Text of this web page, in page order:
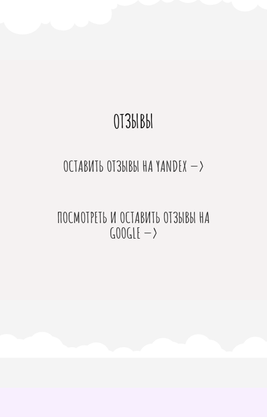
ОТЗЫВЫ
ОСТАВИТЬ ОТЗЫВЫ НА YANDEX —>
ПОСМОТРЕТЬ И ОСТАВИТЬ ОТЗЫВЫ НА
GOOGLE —>